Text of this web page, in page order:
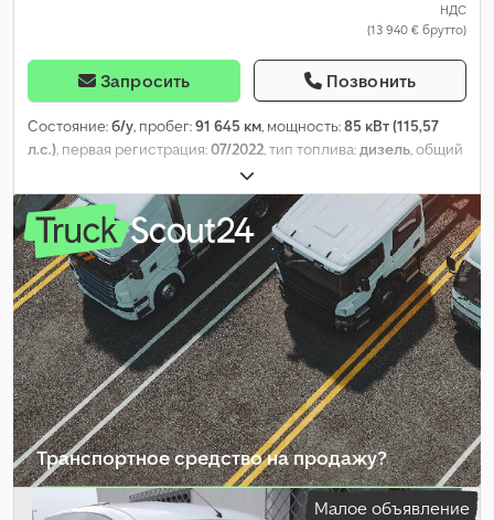
НДС
(13 940 € брутто)
Запросить Позвонить
Состояние:б/у, пробег:91 645 км, мощность:85 кВт (115,57
л.с.), первая регистрация:07/2022, тип топлива:дизель, общий
, тип передачи:
выбросов:Евро 6, количество мест:2, общая длина:4 666 мм,
общая ширина:1 829 мм , общая высота: 1 810 мм
, длина
грузового отсека:2 115 мм, ширина пространства для
загрузки:150 мм, Оборудование: ABS, кондиционер,
навигационная система, сажевый фильтр, центральный
замок, электронная программа стабилизации (ESP),
Транспортное средство на продажу?
Создать объявлениеМалое объявление